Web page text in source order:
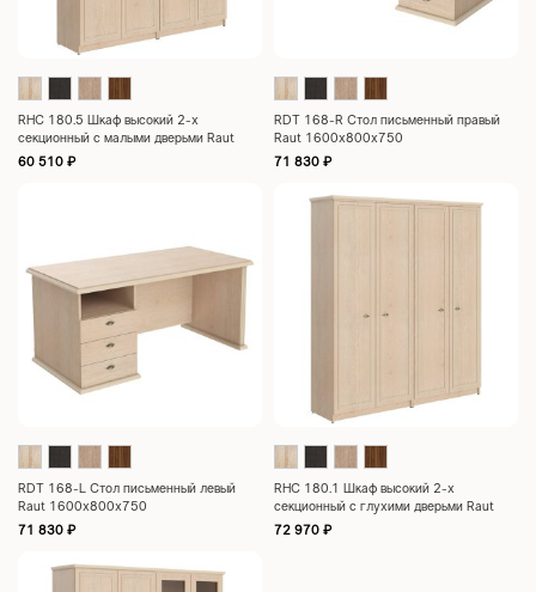
RHC 180.5 Шкаф высокий 2-х
секционный с малыми дверьми Raut
1808х466х2023
60 510 ₽
RDT 168-R Стол письменный правый
Raut 1600х800х750
71 830 ₽
RDT 168-L Стол письменный левый
Raut 1600х800х750
71 830 ₽
RHC 180.1 Шкаф высокий 2-х
секционный с глухими дверьми Raut
1808х466х2023
72 970 ₽